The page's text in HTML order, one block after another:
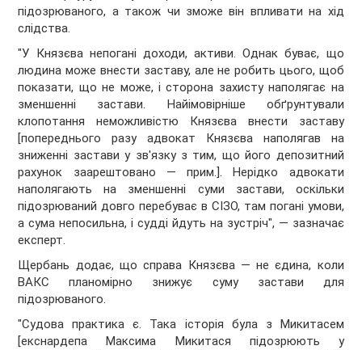
підозрюваного, а також чи зможе він впливати на хід
слідства.
"У Князєва непогані доходи, активи. Однак буває, що
людина може внести заставу, але не робить цього, щоб
показати, що не може, і сторона захисту наполягає на
зменшенні застави. Найімовірніше обґрунтували
клопотання неможливістю Князєва внести заставу
[попереднього разу адвокат Князєва наполягав на
зниженні застави у зв'язку з тим, що його депозитний
рахунок заарештовано — прим.]. Нерідко адвокати
наполягають на зменшенні суми застави, оскільки
підозрюваний довго перебуває в СІЗО, там погані умови,
а сума непосильна, і судді йдуть на зустріч", — зазначає
експерт.
Щербань додає, що справа Князєва — не єдина, коли
ВАКС планомірно знижує суму застави для
підозрюваного.
"Судова практика є. Така історія була з Микитасем
[екснардепа Максима Микитася підозрюють у